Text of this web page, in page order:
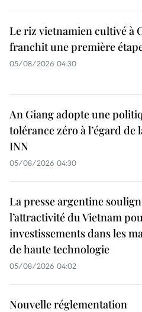
Le riz vietnamien cultivé à
franchit une première
05/08/2026 04:30
An Giang adopte une
tolérance zéro à l’égard de
INN
05/08/2026 04:30
La presse argentine
l’attractivité du Vietnam
investissements dans les
de haute technologie
05/08/2026 04:02
Nouvelle réglementation